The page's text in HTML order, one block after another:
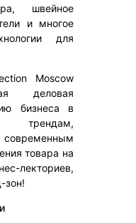
швейное
и многое
для
Moscow
деловая
бизнеса в
трендам,
товара на
лекториев,
зон!